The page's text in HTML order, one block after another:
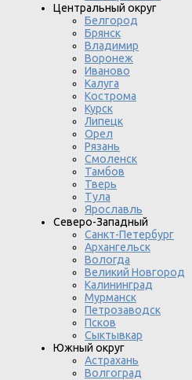
Центральный округ
Белгород
Брянск
Владимир
Воронеж
Иваново
Калуга
Кострома
Курск
Липецк
Орел
Рязань
Смоленск
Тамбов
Тверь
Тула
Ярославль
Северо-Западный
Санкт-Петербург
Архангельск
Вологда
Великий Новгород
Калининград
Мурманск
Петрозаводск
Псков
Сыктывкар
Южный округ
Астрахань
Волгоград